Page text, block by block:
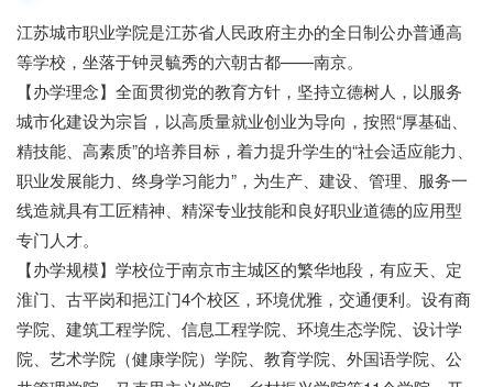
江苏城市职业学院是江苏省人民政府主办的全日制公办普通高
等学校，坐落于钟灵毓秀的六朝古都——南京。
【办学理念】全面贯彻党的教育方针，坚持立德树人，以服务
城市化建设为宗旨，以高质量就业创业为导向，按照“厚基础、
精技能、高素质”的培养目标，着力提升学生的“社会适应能力、
职业发展能力、终身学习能力”，为生产、建设、管理、服务一
线造就具有工匠精神、精深专业技能和良好职业道德的应用型
专门人才。
【办学规模】学校位于南京市主城区的繁华地段，有应天、定
淮门、古平岗和挹江门4个校区，环境优雅，交通便利。设有商
学院、建筑工程学院、信息工程学院、环境生态学院、设计学
院、艺术学院（健康学院）学院、教育学院、外国语学院、公